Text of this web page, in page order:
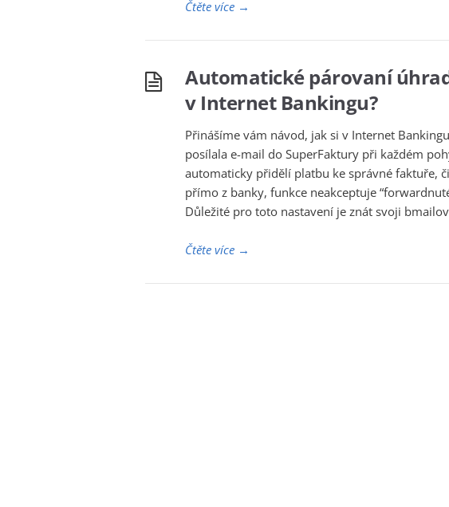
Čtěte více →
Automatické párovaní
v Internet Bankingu?
Přinášíme vám návod, jak si v Internet
posílala e-mail do SuperFaktury při každém
automaticky přidělí platbu ke správné faktuře,
přímo z banky, funkce neakceptuje
Důležité pro toto nastavení je znát svoji
Čtěte více →